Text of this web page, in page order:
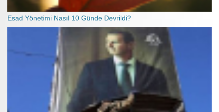
Esad Yönetimi Nasıl 10 Günde Devrildi?